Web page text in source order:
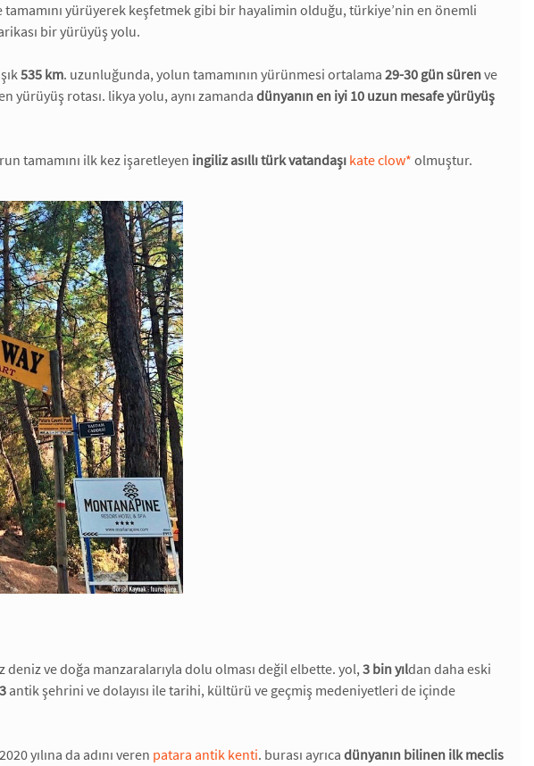
tamamını yürüyerek keşfetmek gibi bir hayalimin olduğu, türkiye’nin en önemli
bir yürüyüş yolu.
535 km. uzunluğunda, yolun tamamının yürünmesi ortalama 29-30 gün sürenve
yürüyüş rotası. likya yolu, aynı zamanda dünyanın en iyi 10 uzun mesafe yürüyüş
tamamını ilk kez işaretleyen ingiliz asıllı türk vatandaşı kate clow* olmuştur.
ve doğa manzaralarıyla dolu olması değil elbette. yol,3 bin yıldan daha eski
antik şehrini ve dolayısı ile tarihi, kültürü ve geçmiş medeniyetleri de içinde
yılına da adını veren patara antik kenti. burası ayrıca dünyanın bilinen ilk meclis